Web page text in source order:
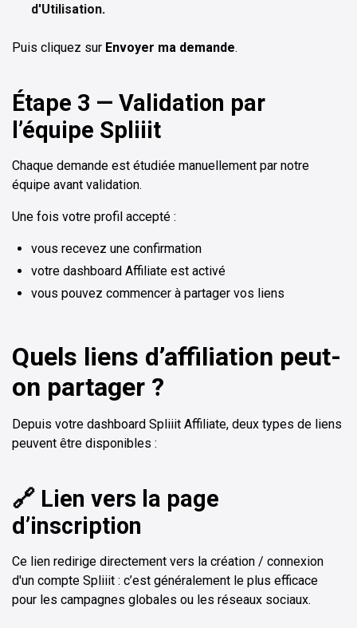
d'Utilisation.
Puis cliquez sur Envoyer ma demande.
Étape 3 — Validation par
l’équipe Spliiit
Chaque demande est étudiée manuellement par notre
équipe avant validation.
Une fois votre profil accepté :
vous recevez une confirmation
votre dashboard Affiliate est activé
vous pouvez commencer à partager vos liens
Quels liens d’affiliation peut-
on partager ?
Depuis votre dashboard Spliiit Affiliate, deux types de liens
peuvent être disponibles :
🔗 Lien vers la page
d’inscription
Ce lien redirige directement vers la création / connexion
d'un compte Spliiit : c’est généralement le plus efficace
pour les campagnes globales ou les réseaux sociaux.